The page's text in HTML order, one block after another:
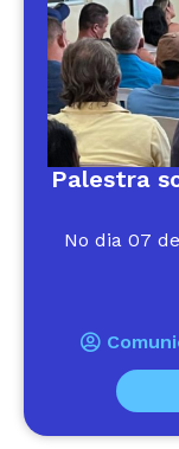
Palestra
No dia 07